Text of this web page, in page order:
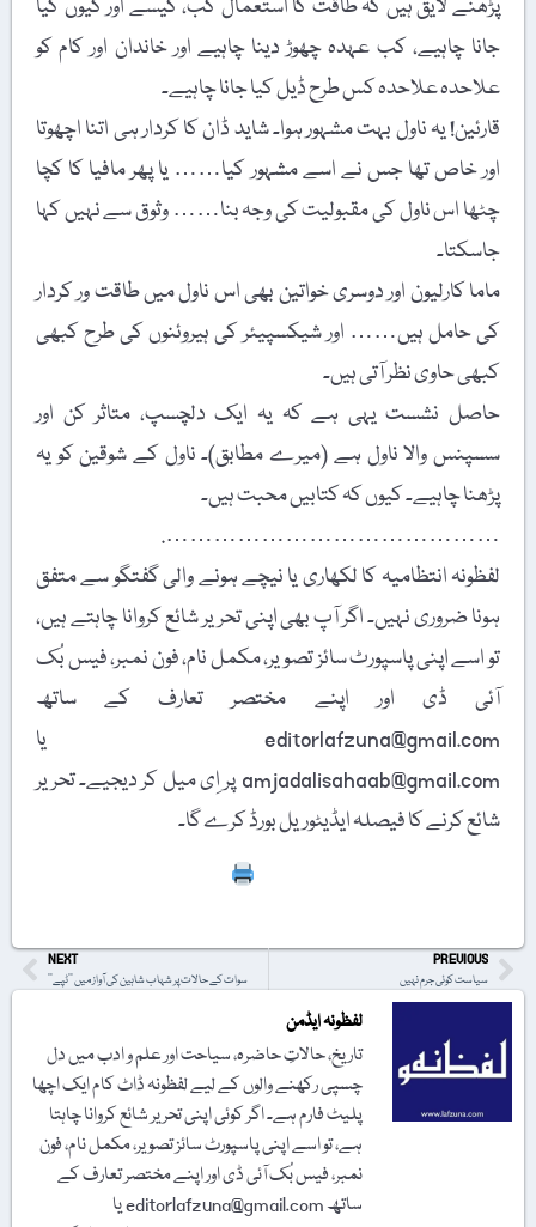
پڑھنے لایق ہیں کہ طاقت کا استعمال کب، کیسے اور کیوں کیا
جانا چاہیے، کب عہدہ چھوڑ دینا چاہیے اور خاندان اور کام کو
علاحدہ علاحدہ کس طرح ڈیل کیا جانا چاہیے۔
قارئین! یہ ناول بہت مشہور ہوا۔ شاید ڈان کا کردار ہی اتنا اچھوتا
اور خاص تھا جس نے اسے مشہور کیا…… یا پھر مافیا کا کچا
چٹھا اس ناول کی مقبولیت کی وجہ بنا…… وثوق سے نہیں کہا
جاسکتا۔
ماما کارلیون اور دوسری خواتین بھی اس ناول میں طاقت ور کردار
کی حامل ہیں…… اور شیکسپیئر کی ہیروئنوں کی طرح کبھی
کبھی حاوی نظر آتی ہیں۔
حاصل نشست یہی ہے کہ یہ ایک دلچسپ، متاثر کن اور
سسپنس والا ناول ہے (میرے مطابق)۔ ناول کے شوقین کو یہ
پڑھنا چاہیے۔ کیوں کہ کتابیں محبت ہیں۔
…………………………………….
لفظونہ انتظامیہ کا لکھاری یا نیچے ہونے والی گفتگو سے متفق
ہونا ضروری نہیں۔ اگر آپ بھی اپنی تحریر شائع کروانا چاہتے ہیں،
تو اسے اپنی پاسپورٹ سائز تصویر، مکمل نام، فون نمبر، فیس بُک
آئی ڈی اور اپنے مختصر تعارف کے ساتھ
editorlafzuna@gmail.com یا
amjadalisahaab@gmail.com پر اِی میل کر دیجیے۔ تحریر
شائع کرنے کا فیصلہ ایڈیٹوریل بورڈ کرے گا۔
PREVIOUS
سیاست کوئی جرم نہیں
NEXT
سوات کے حالات پر شہاب شاہین کی آواز میں ’’ٹپے‘‘
لفظونہ ایڈمن
تاریخ، حالاتِ حاضرہ، سیاحت اور علم و ادب میں دل
چسپی رکھنے والوں کے لیے لفظونہ ڈاٹ کام ایک اچھا
پلیٹ فارم ہے۔ اگر کوئی اپنی تحریر شائع کروانا چاہتا
ہے، تو اسے اپنی پاسپورٹ سائز تصویر، مکمل نام، فون
نمبر، فیس بُک آئی ڈی اور اپنے مختصر تعارف کے
ساتھ editorlafzuna@gmail.com یا